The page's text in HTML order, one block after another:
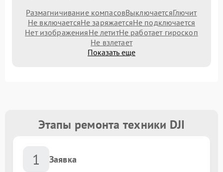
Размагничивание компасовВыключаетсяГлючит
Не включаетсяНе заряжаетсяНе подключается
Нет изображенияНе летитНе работает гироскоп
Не взлетает
Показать еще
Этапы ремонта техники DJI
1 Заявка